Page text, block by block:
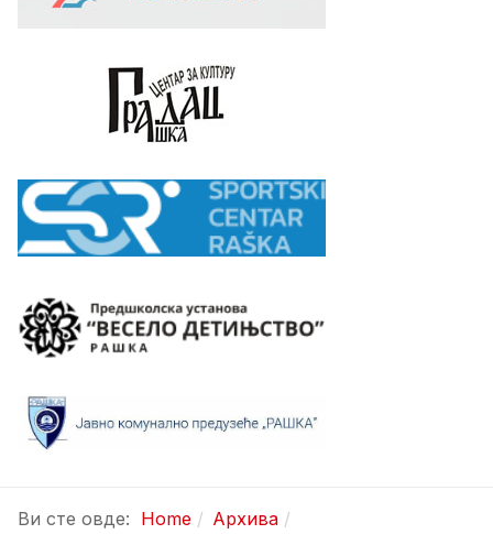
Ви сте овде: Home Архива